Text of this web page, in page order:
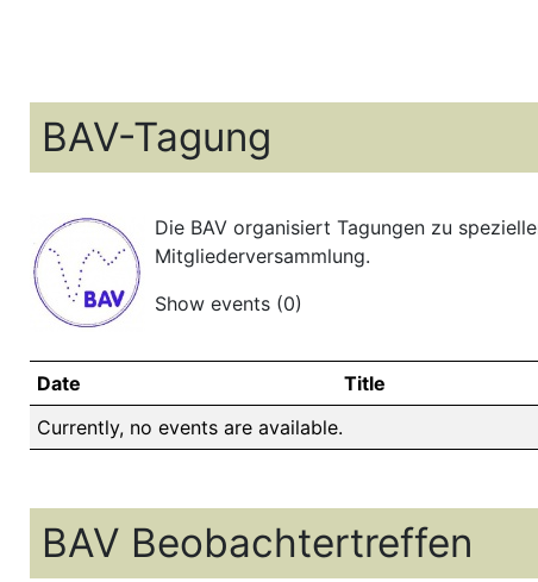
BAV-Tagung
Die BAV organisiert Tagungen zu
Mitgliederversammlung.
Show events (0)
Date Title
Currently, no events are available.
BAV Beobachtertreffen